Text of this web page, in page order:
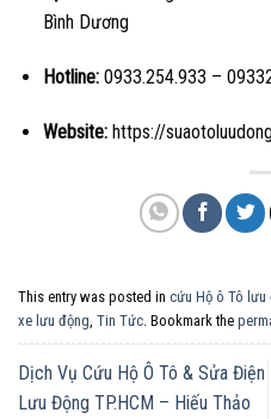
Bình Dương
Hotline:0933.254.933 –
Website:https://
This entry was posted in cứu Hộ ô Tô lưu
xe lưu động Tin Tức . Bookmark the
Dịch Vụ Cứu Hộ Ô Tô & Sửa Điện
Lưu Động TP.HCM – Hiếu Thảo